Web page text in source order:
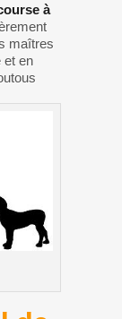
à
maîtres
et en